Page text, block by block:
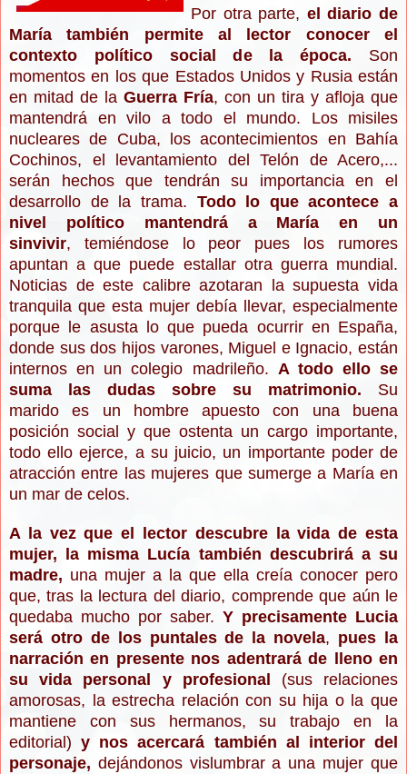
Por otra parte, el diario de
María también permite al lector conocer el
contexto político social de la época. Son
momentos en los que Estados Unidos y Rusia están
en mitad de la Guerra Fría, con un tira y afloja que
mantendrá en vilo a todo el mundo. Los misiles
nucleares de Cuba, los acontecimientos en Bahía
Cochinos, el levantamiento del Telón de Acero,...
serán hechos que tendrán su importancia en el
desarrollo de la trama. Todo lo que acontece a
nivel político mantendrá a María en un
sinvivir, temiéndose lo peor pues los rumores
apuntan a que puede estallar otra guerra mundial.
Noticias de este calibre azotaran la supuesta vida
tranquila que esta mujer debía llevar, especialmente
porque le asusta lo que pueda ocurrir en España,
donde sus dos hijos varones, Miguel e Ignacio, están
internos en un colegio madrileño. A todo ello se
suma las dudas sobre su matrimonio. Su
marido es un hombre apuesto con una buena
posición social y que ostenta un cargo importante,
todo ello ejerce, a su juicio, un importante poder de
atracción entre las mujeres que sumerge a María en
un mar de celos.
A la vez que el lector descubre la vida de esta
mujer, la misma Lucía también descubrirá a su
madre, una mujer a la que ella creía conocer pero
que, tras la lectura del diario, comprende que aún le
quedaba mucho por saber. Y precisamente Lucia
será otro de los puntales de la novela, pues la
narración en presente nos adentrará de lleno en
su vida personal y profesional
(sus relaciones
amorosas, la estrecha relación con su hija o la que
mantiene con sus hermanos, su trabajo en la
editorial)y nos acercará también al interior del
personaje, dejándonos vislumbrar a una mujer que